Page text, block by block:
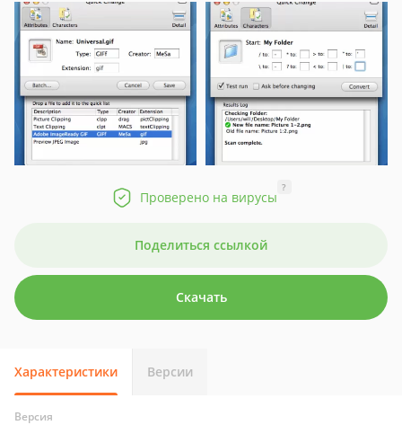
Проверено на вирусы
?
Поделиться ссылкой
Скачать
Характеристики Версии
Версия